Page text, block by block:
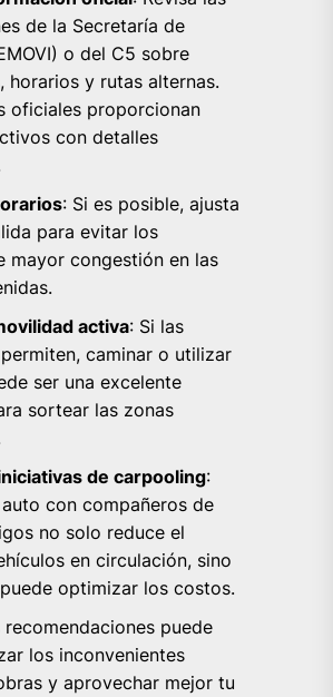
de la Secretaría de
o del C5 sobre
horarios y rutas alternas.
oficiales proporcionan
con detalles
: Si es posible, ajusta
para evitar los
mayor congestión en las
activa: Si las
caminar o utilizar
ser una excelente
sortear las zonas
de carpooling:
con compañeros de
no solo reduce el
en circulación, sino
optimizar los costos.
puede
los inconvenientes
y aprovechar mejor tu